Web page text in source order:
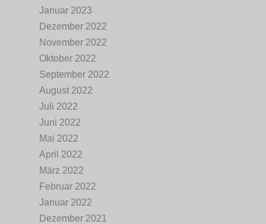
Januar 2023
Dezember 2022
November 2022
Oktober 2022
September 2022
August 2022
Juli 2022
Juni 2022
Mai 2022
April 2022
März 2022
Februar 2022
Januar 2022
Dezember 2021